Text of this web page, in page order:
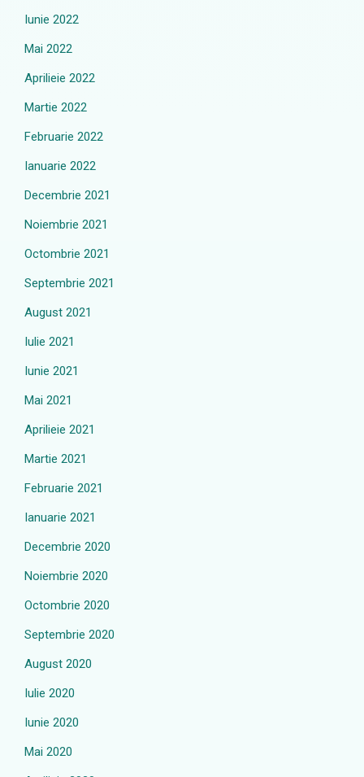
Iunie 2022
Mai 2022
Aprilieie 2022
Martie 2022
Februarie 2022
Ianuarie 2022
Decembrie 2021
Noiembrie 2021
Octombrie 2021
Septembrie 2021
August 2021
Iulie 2021
Iunie 2021
Mai 2021
Aprilieie 2021
Martie 2021
Februarie 2021
Ianuarie 2021
Decembrie 2020
Noiembrie 2020
Octombrie 2020
Septembrie 2020
August 2020
Iulie 2020
Iunie 2020
Mai 2020